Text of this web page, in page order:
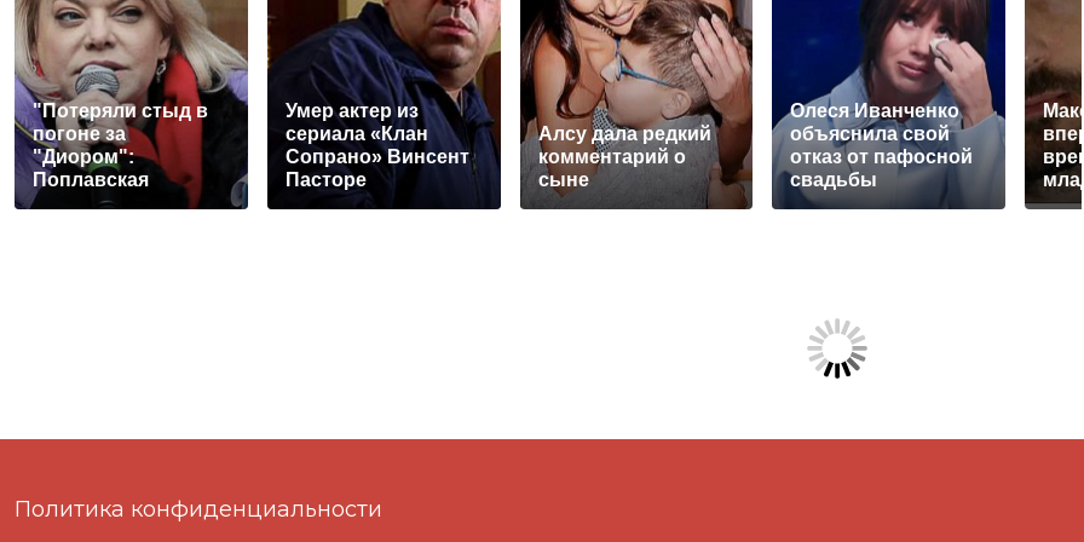
"Потеряли стыд в
погоне за
"Диором":
Поплавская
вмазала семейке
Умер актер из
сериала «Клан
Сопрано» Винсент
Пасторе
Алсу дала редкий
комментарий о
сыне
Олеся Иванченко
объяснила свой
отказ от пафосной
свадьбы
Политика конфиденциальности